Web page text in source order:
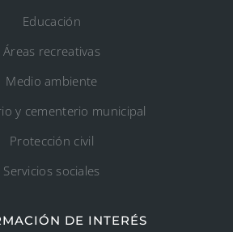
Educación
Áreas recreativas
Medio ambiente
y cementerio municipal
Protección civil
Servicios sociales
DE INTERÉS